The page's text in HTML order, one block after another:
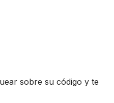
sobre su código y te